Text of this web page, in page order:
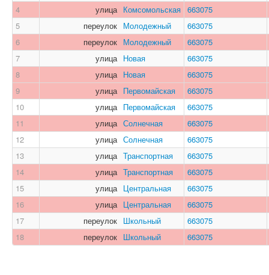
4
улица Комсомольская 663075
5
переулок Молодежный
663075
6
переулок Молодежный
663075
7
улица Новая
663075
8
улица Новая
663075
9
улица Первомайская
663075
10
улица Первомайская
663075
11
улица Солнечная
663075
12
улица Солнечная
663075
13
улица Транспортная
663075
14
улица Транспортная
663075
15
улица Центральная
663075
16
улица Центральная
663075
17
переулок Школьный
663075
18
переулок Школьный 663075